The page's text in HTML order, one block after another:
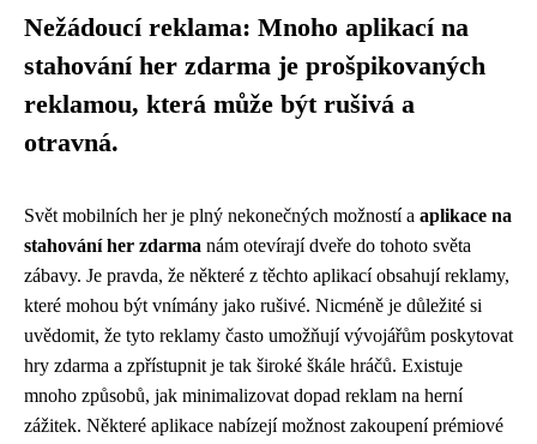
Nežádoucí reklama: Mnoho aplikací na
stahování her zdarma je prošpikovaných
reklamou, která může být rušivá a
otravná.
Svět mobilních her je plný nekonečných možností a aplikace na
stahování her zdarma nám otevírají dveře do tohoto světa
zábavy. Je pravda, že některé z těchto aplikací obsahují reklamy,
které mohou být vnímány jako rušivé. Nicméně je důležité si
uvědomit, že tyto reklamy často umožňují vývojářům poskytovat
hry zdarma a zpřístupnit je tak široké škále hráčů. Existuje
mnoho způsobů, jak minimalizovat dopad reklam na herní
zážitek. Některé aplikace nabízejí možnost zakoupení prémiové